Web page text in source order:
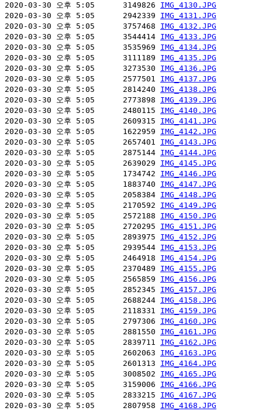
2020-03-30 오후 5:05      3149826 IMG_4130.JPG
2020-03-30 오후 5:05      2942339 IMG_4131.JPG
2020-03-30 오후 5:05      3757468 IMG_4132.JPG
2020-03-30 오후 5:05      3544414 IMG_4133.JPG
2020-03-30 오후 5:05      3535969 IMG_4134.JPG
2020-03-30 오후 5:05      3111189 IMG_4135.JPG
2020-03-30 오후 5:05      3273530 IMG_4136.JPG
2020-03-30 오후 5:05      2577501 IMG_4137.JPG
2020-03-30 오후 5:05      2814240 IMG_4138.JPG
2020-03-30 오후 5:05      2773898 IMG_4139.JPG
2020-03-30 오후 5:05      2480115 IMG_4140.JPG
2020-03-30 오후 5:05      2609315 IMG_4141.JPG
2020-03-30 오후 5:05      1622959 IMG_4142.JPG
2020-03-30 오후 5:05      2657401 IMG_4143.JPG
2020-03-30 오후 5:05      2875144 IMG_4144.JPG
2020-03-30 오후 5:05      2639029 IMG_4145.JPG
2020-03-30 오후 5:05      1734742 IMG_4146.JPG
2020-03-30 오후 5:05      1883740 IMG_4147.JPG
2020-03-30 오후 5:05      2058384 IMG_4148.JPG
2020-03-30 오후 5:05      2170592 IMG_4149.JPG
2020-03-30 오후 5:05      2572188 IMG_4150.JPG
2020-03-30 오후 5:05      2720295 IMG_4151.JPG
2020-03-30 오후 5:05      2893975 IMG_4152.JPG
2020-03-30 오후 5:05      2939544 IMG_4153.JPG
2020-03-30 오후 5:05      2464918 IMG_4154.JPG
2020-03-30 오후 5:05      2370489 IMG_4155.JPG
2020-03-30 오후 5:05      2565859 IMG_4156.JPG
2020-03-30 오후 5:05      2852345 IMG_4157.JPG
2020-03-30 오후 5:05      2688244 IMG_4158.JPG
2020-03-30 오후 5:05      2118331 IMG_4159.JPG
2020-03-30 오후 5:05      2797306 IMG_4160.JPG
2020-03-30 오후 5:05      2881550 IMG_4161.JPG
2020-03-30 오후 5:05      2839711 IMG_4162.JPG
2020-03-30 오후 5:05      2602063 IMG_4163.JPG
2020-03-30 오후 5:05      2601313 IMG_4164.JPG
2020-03-30 오후 5:05      3008502 IMG_4165.JPG
2020-03-30 오후 5:05      3159006 IMG_4166.JPG
2020-03-30 오후 5:05      2833215 IMG_4167.JPG
2020-03-30 오후 5:05      2807958 IMG_4168.JPG